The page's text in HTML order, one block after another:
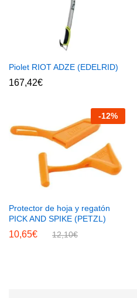
Piolet RIOT ADZE (EDELRID)
167,42€
-12%
Protector de hoja y regatón
PICK AND SPIKE (PETZL)
10,65€ 12,10€